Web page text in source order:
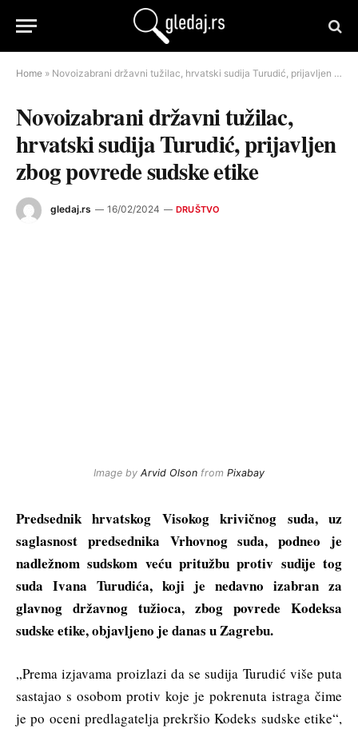
Home » Novoizabrani državni tužilac, hrvatski sudija Turudić, prijavljen zbog povrede sudske etike
Novoizabrani državni tužilac,
hrvatski sudija Turudić, prijavljen
zbog povrede sudske etike
gledaj.rs 16/02/2024 DRUŠTVO
Image by Arvid Olson from Pixabay
Predsednik hrvatskog Visokog krivičnog suda, uz
saglasnost predsednika Vrhovnog suda, podneo je
nadležnom sudskom veću pritužbu protiv sudije tog
suda Ivana Turudića, koji je nedavno izabran za
glavnog državnog tužioca, zbog povrede Kodeksa
sudske etike, objavljeno je danas u Zagrebu.
„Prema izjavama proizlazi da se sudija Turudić više puta
sastajao s osobom protiv koje je pokrenuta istraga čime
je po oceni predlagatelja prekršio Kodeks sudske etike“,